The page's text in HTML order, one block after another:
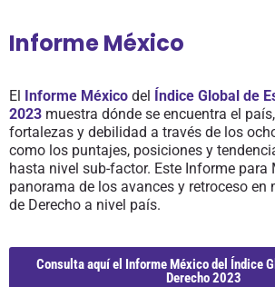
Informe México
El Informe México del Índice Global de
2023 muestra dónde se encuentra el
fortalezas y debilidad a través de los
como los puntajes, posiciones y
hasta nivel sub-factor. Este Informe para
panorama de los avances y retroceso en
de Derecho a nivel país.
Consulta aquí el Informe México del Índice
Derecho 2023